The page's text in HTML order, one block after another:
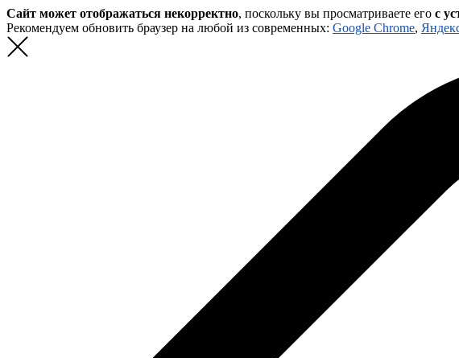
Сайт может отображаться некорректно, поскольку вы просматриваете его с
Рекомендуем обновить браузер на любой из современных: Google Chrome,